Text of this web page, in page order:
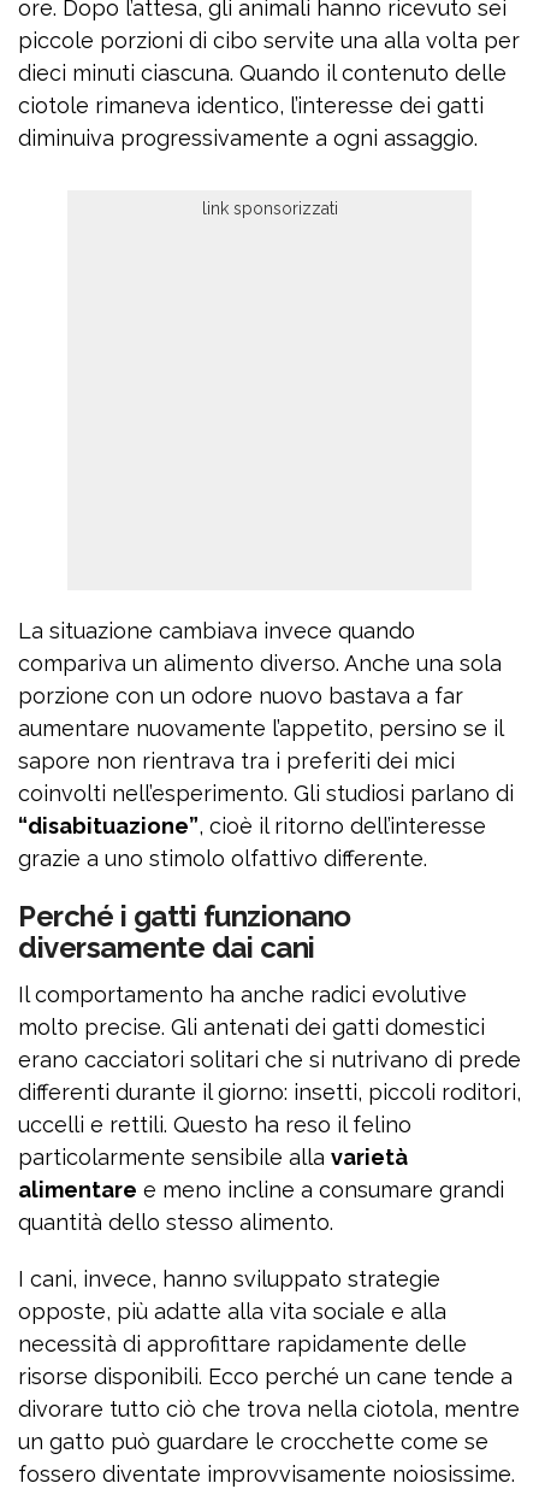
ore. Dopo l’attesa, gli animali hanno ricevuto sei
piccole porzioni di cibo servite una alla volta per
dieci minuti ciascuna. Quando il contenuto delle
ciotole rimaneva identico, l’interesse dei gatti
diminuiva progressivamente a ogni assaggio.
La situazione cambiava invece quando
compariva un alimento diverso. Anche una sola
porzione con un odore nuovo bastava a far
aumentare nuovamente l’appetito, persino se il
sapore non rientrava tra i preferiti dei mici
coinvolti nell’esperimento. Gli studiosi parlano di
“disabituazione”, cioè il ritorno dell’interesse
grazie a uno stimolo olfattivo differente.
Perché i gatti funzionano
diversamente dai cani
Il comportamento ha anche radici evolutive
molto precise. Gli antenati dei gatti domestici
erano cacciatori solitari che si nutrivano di prede
differenti durante il giorno: insetti, piccoli roditori,
uccelli e rettili. Questo ha reso il felino
particolarmente sensibile alla varietà
alimentare e meno incline a consumare grandi
quantità dello stesso alimento.
I cani, invece, hanno sviluppato strategie
opposte, più adatte alla vita sociale e alla
necessità di approfittare rapidamente delle
risorse disponibili. Ecco perché un cane tende a
divorare tutto ciò che trova nella ciotola, mentre
un gatto può guardare le crocchette come se
fossero diventate improvvisamente noiosissime.